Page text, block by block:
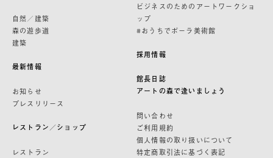
自然／建築
森の遊歩道
建築
最新情報
お知らせ
プレスリリース
レストラン／ショップ
レストラン
ビジネスのためのアートワークショ
ップ
#おうちでポーラ美術館
採用情報
館長日誌
アートの森で逢いましょう
問い合わせ
ご利用規約
個人情報の取り扱いについて
特定商取引法に基づく表記